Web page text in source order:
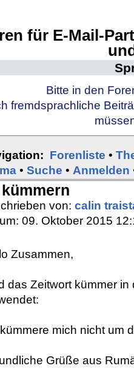
für E-Mail-
Bitte in den
fremdsprachliche
Forenliste •
• Suche • Anmelden
von: calin
09. Oktober 2015
Zusammen,
das Zeitwort kümmer
mich nicht um
Grüße aus